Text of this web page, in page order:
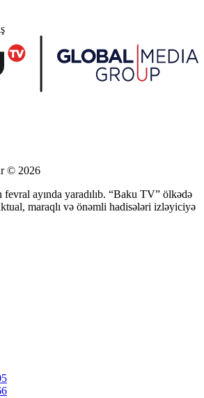
© 2026
ayında yaradılıb. “Baku TV” ölkədə
maraqlı və önəmli hadisələri izləyiciyə